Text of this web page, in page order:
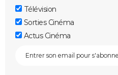
Télévision
Sorties Cinéma
Actus Cinéma